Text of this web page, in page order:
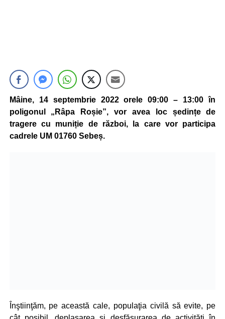
Mâine, 14 septembrie 2022 orele 09:00 – 13:00 în
poligonul „Râpa Roșie”, vor avea loc ședințe de
tragere cu muniție de război, la care vor participa
cadrele UM 01760 Sebeș.
Înştiinţăm, pe această cale, populaţia civilă să evite, pe